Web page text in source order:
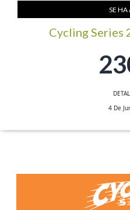
SE HA
Cycling Series
4 De